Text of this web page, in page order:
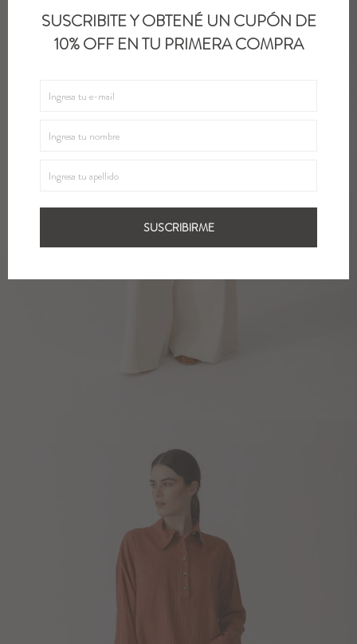
SUSCRIBITE Y OBTENÉ UN CUPÓN DE
10% OFF EN TU PRIMERA COMPRA
SUSCRIBIRME